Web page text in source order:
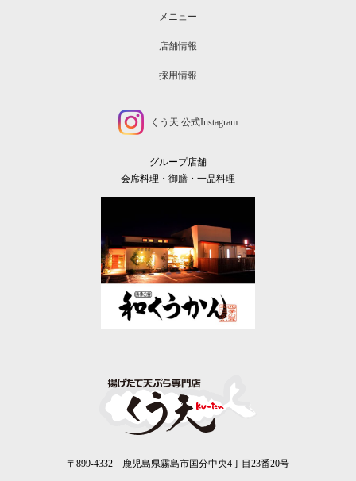
〒899-4332 鹿児島県霧島市国分中央4丁目23番20号
メニュー
店舗情報
採用情報
くう天 公式Instagram
グループ店舗
会席料理・御膳・一品料理